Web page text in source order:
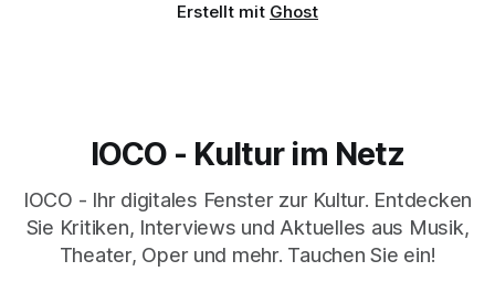
Erstellt mit Ghost
IOCO - Kultur im Netz
IOCO - Ihr digitales Fenster zur Kultur. Entdecken
Sie Kritiken, Interviews und Aktuelles aus Musik,
Theater, Oper und mehr. Tauchen Sie ein!